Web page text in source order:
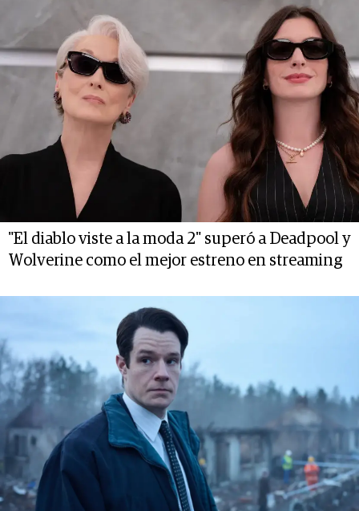
"El diablo viste a la moda 2" superó a Deadpool y
Wolverine como el mejor estreno en streaming